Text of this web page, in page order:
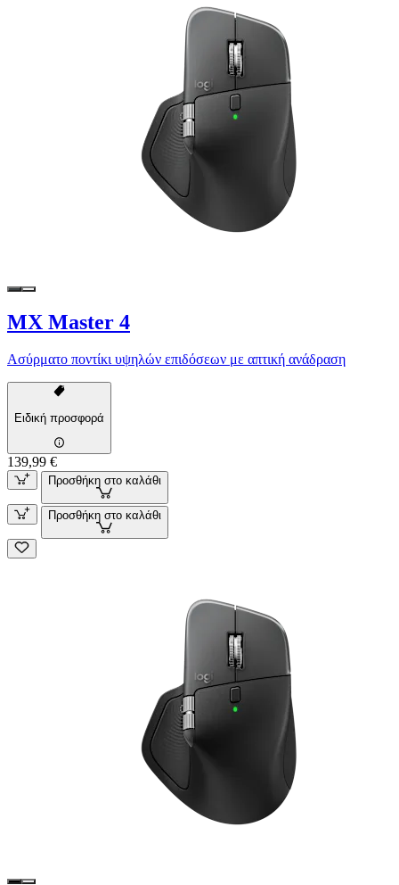
MX Master 4
Ασύρματο ποντίκι υψηλών επιδόσεων με απτική ανάδραση
Ειδική προσφορά
139,99 €
Προσθήκη στο καλάθι
Προσθήκη στο καλάθι